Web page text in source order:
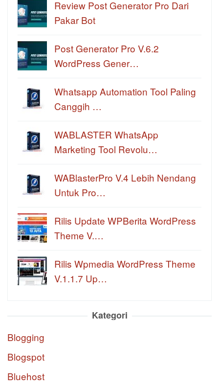
Review Post Generator Pro Dari
Pakar Bot
Post Generator Pro V.6.2
WordPress Gener…
Whatsapp Automation Tool Paling
Canggih …
WABLASTER WhatsApp
Marketing Tool Revolu…
WABlasterPro V.4 Lebih Nendang
Untuk Pro…
Rilis Update WPBerita WordPress
Theme V.…
Rilis Wpmedia WordPress Theme
V.1.1.7 Up…
Kategori
Blogging
Blogspot
Bluehost